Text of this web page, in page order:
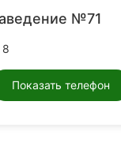
№71
8
Показать телефон